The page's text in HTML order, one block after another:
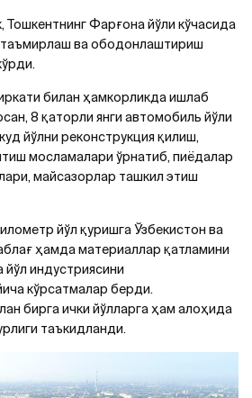
Тошкентнинг Фарғона йўли кўчасида
таъмирлаш ва ободонлаштириш
билан ҳамкорликда ишлаб
8 қаторли янги автомобиль йўли
йўлни реконструкция қилиш,
мосламалари ўрнатиб, пиёдалар
майсазорлар ташкил этиш
йўл қуришга Ўзбекистон ва
ҳамда материаллар қатламини
индустриясини
кўрсатмалар берди.
бирга ички йўлларга ҳам алоҳида
таъкидланди.